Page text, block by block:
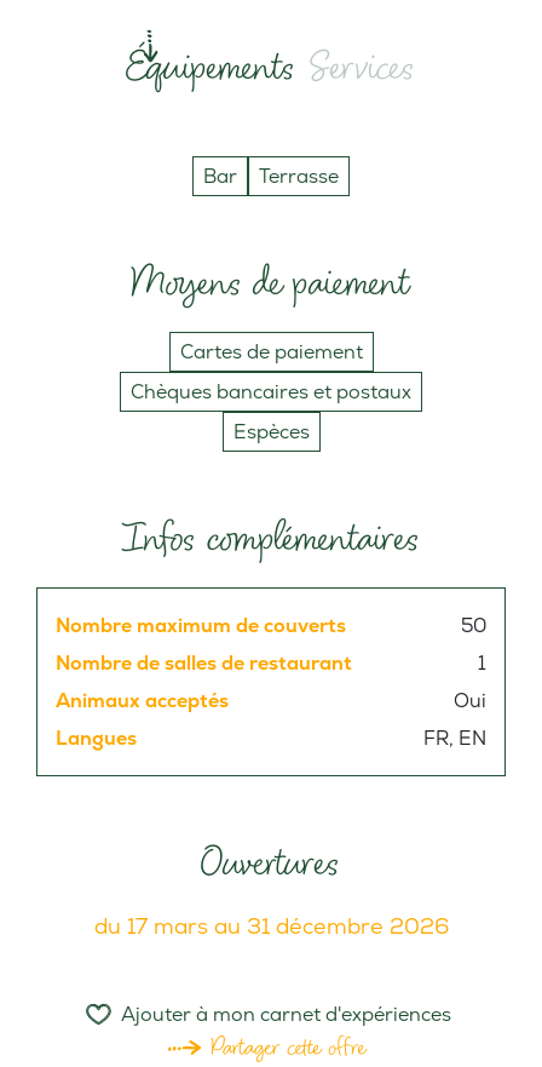
Équipements Services
Bar Terrasse
Moyens de paiement
Cartes de paiement
Chèques bancaires et postaux
Espèces
Infos complémentaires
Nombre maximum de couverts
50
Nombre de salles de restaurant
1
Animaux acceptés
Oui
Langues
FR, EN
Ouvertures
du 17 mars au 31 décembre 2026
Ajouter à mon carnet d'expériences
Partager cette offre